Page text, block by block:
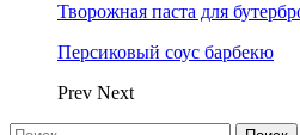
Творожная паста для
Персиковый соус барбекю
Prev Next